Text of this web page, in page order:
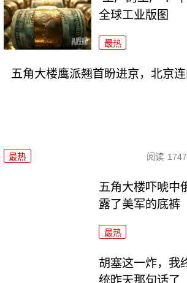
全球工业版图
最热
五角大楼鹰派翘首盼进京，北京
最热 阅读
五角大楼吓唬中
露了美军的底裤
最热
胡塞这一炸，我
统昨天那句话了